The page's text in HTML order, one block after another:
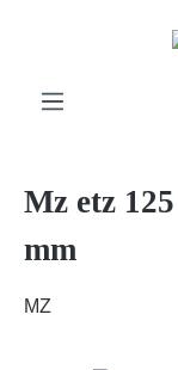
Zum Hauptinhalt
Mz etz
mm
MZ